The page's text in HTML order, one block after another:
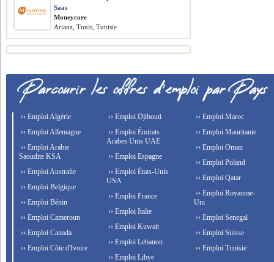
Saas
Moneycore
Ariana, Tunis, Tunisie
›› Emploi Algérie
›› Emploi Allemagne
›› Emploi Arabie
Saoudite KSA
›› Emploi Australie
›› Emploi Belgique
›› Emploi Bénin
›› Emploi Cameroun
›› Emploi Canada
›› Emploi Côte d'Ivoire
›› Emploi Djibouti
›› Emploi Émirats
Arabes Unis UAE
›› Emploi Espagne
›› Emploi États-Unis
USA
›› Emploi France
›› Emploi Italie
›› Emploi Kuwait
›› Emploi Lebanon
›› Emploi Libye
›› Emploi Maroc
›› Emploi Mauritanie
›› Emploi Oman
›› Emploi Poland
›› Emploi Qatar
›› Emploi Royaume-
Uni
›› Emploi Senegal
›› Emploi Suisse
›› Emploi Tunisie